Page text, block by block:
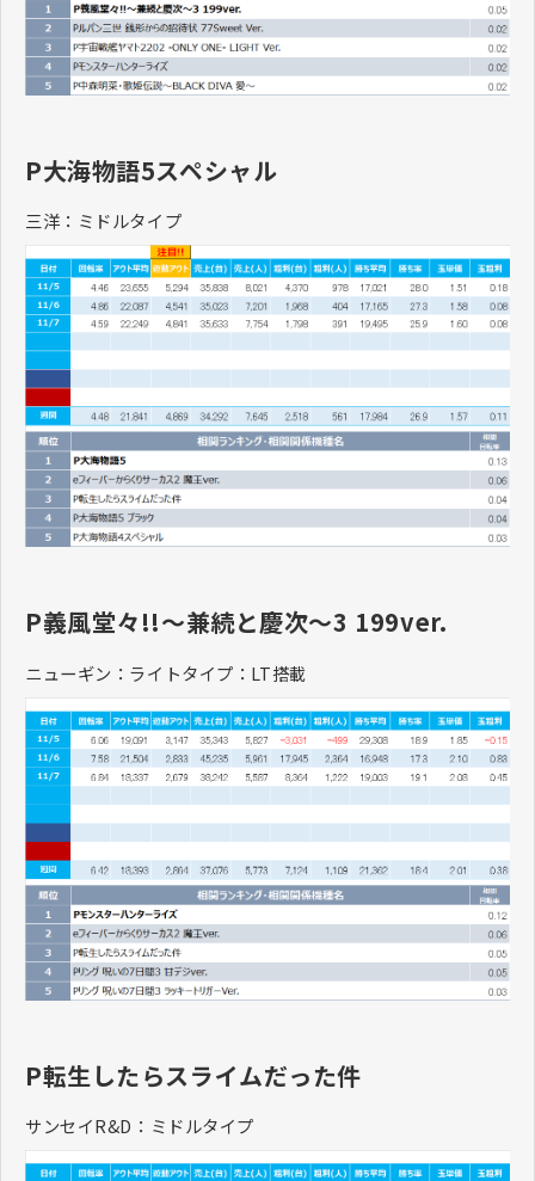
P大海物語5スペシャル
三洋：ミドルタイプ
P義風堂々!!～兼続と慶次～3 199ver.
ニューギン：ライトタイプ：LT搭載
P転生したらスライムだった件
サンセイR&D：ミドルタイプ